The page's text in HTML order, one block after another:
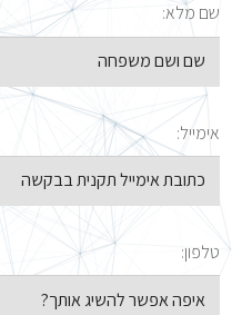
שם מלא:
אימייל:
טלפון: